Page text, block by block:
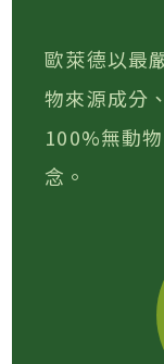
歐萊德以最
物來源成分
100%無動
念。